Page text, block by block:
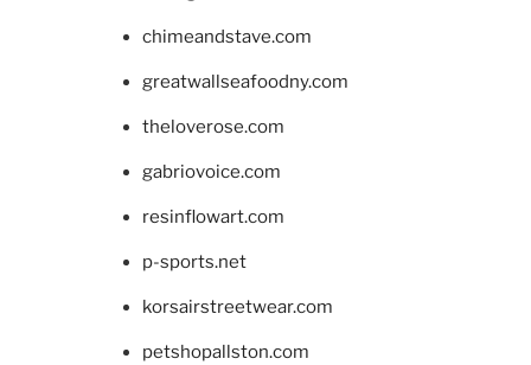
chimeandstave.com
greatwallseafoodny.com
theloverose.com
gabriovoice.com
resinflowart.com
p-sports.net
korsairstreetwear.com
petshopallston.com